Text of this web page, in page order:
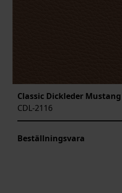
Classic Dickleder Mustang
CDL-2116
Beställningsvara